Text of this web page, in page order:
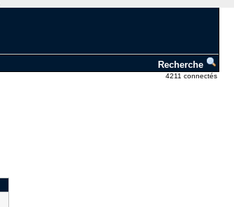
Recherche
4211 connectés